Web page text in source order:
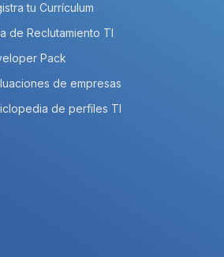
tu Currículum
de Reclutamiento TI
Pack
de empresas
de perfiles TI